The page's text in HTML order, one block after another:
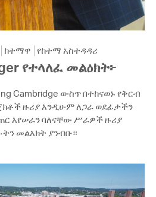
ከተማዋ የከተማ አስተዳዳሪ
የተላለፈ መልዕክት፦
Cambridge ውስጥ በተከናወኑ የቅርብ
ዙሪያ እንዲሁም ለጋራ ወደፊታችን
እየሠራን ባለናቸው ሥራዎች ዙሪያ
መልእክት ያንብቡ።